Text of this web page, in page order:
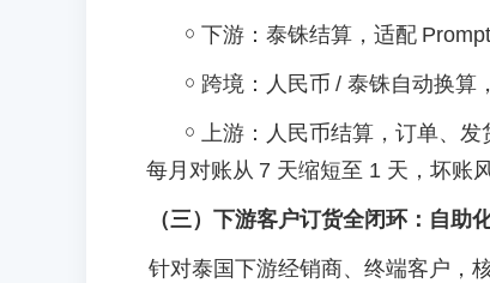
￮下游：泰铢结算，适配
￮ 跨境：人民币 / 泰铢自动换算
￮上游：人民币结算，订单、发
每月对账从 7 天缩短至 1 天，坏账
（三）下游客户订货全闭环：自助
针对泰国下游经销商、终端客户，